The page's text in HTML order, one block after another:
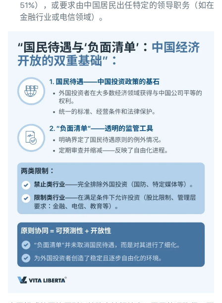
51%），或要求由中国居民出任特定的领导职务（如在
金融行业或电信领域）。